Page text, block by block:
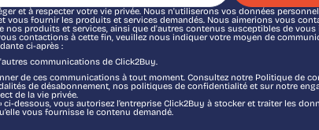
et à respecter votre vie privée. Nous n'utiliserons vos données
vous fournir les produits et services demandés. Nous aimerions vous
nos produits et services, ainsi que d'autres contenus susceptibles de vous
contactions à cette fin, veuillez nous indiquer votre moyen de
ci-après :
communications de Click2Buy.
de ces communications à tout moment. Consultez notre Politique de
de désabonnement, nos politiques de confidentialité et sur notre
de la vie privée.
ci-dessous, vous autorisez l’entreprise Click2Buy à stocker et traiter les
vous fournisse le contenu demandé.